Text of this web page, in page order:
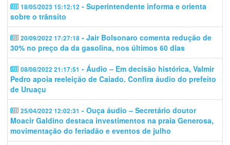
18/05/2023 15:12:12 - Superintendente informa e orienta
sobre o trânsito
20/09/2022 17:27:18 - Jair Bolsonaro comenta redução de
30% no preço da da gasolina, nos últimos 60 dias
08/08/2022 21:17:51 - Áudio – Em decisão histórica, Valmir
Pedro apoia reeleição de Caiado. Confira áudio do prefeito
de Uruaçu
25/04/2022 12:02:31 - Ouça áudio – Secretário doutor
Moacir Galdino destaca investimentos na praia Generosa,
movimentação do feriadão e eventos de julho